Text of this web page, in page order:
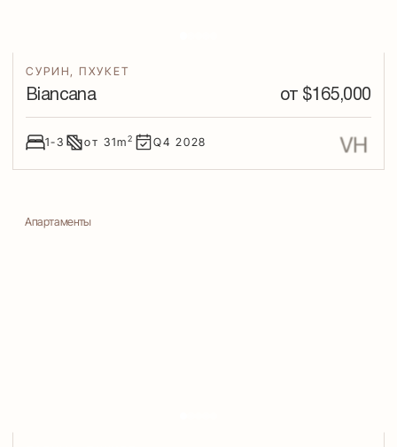
СУРИН , ПХУКЕТ
Biancana от $165,000
1-3 от31m2 Q4 2028
Апартаменты